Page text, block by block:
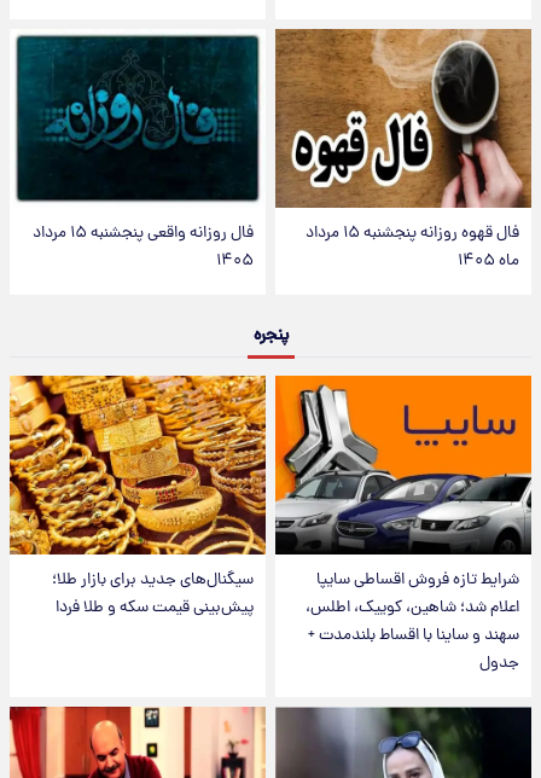
فال قهوه روزانه پنجشنبه ۱۵ مرداد
ماه ۱۴۰۵
فال روزانه واقعی پنجشنبه ۱۵ مرداد
۱۴۰۵
پنجره
شرایط تازه فروش اقساطی سایپا
اعلام شد؛ شاهین، کوییک، اطلس،
سهند و ساینا با اقساط بلندمدت +
جدول
سیگنال‌های جدید برای بازار طلا؛
پیش‌بینی قیمت سکه و طلا فردا